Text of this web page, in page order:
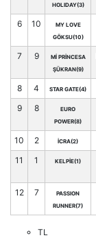
HOLIDAY(3)
6 10
MY LOVE
GÖKSU(10)
7 9
Mİ PRİNCESA
ŞÜKRAN(9)
8 4 STAR GATE(4)
9 8
EURO
POWER(8)
10 2 İCRA(2)
11 1 KELPİE(1)
12 7
PASSION
RUNNER(7)
TL